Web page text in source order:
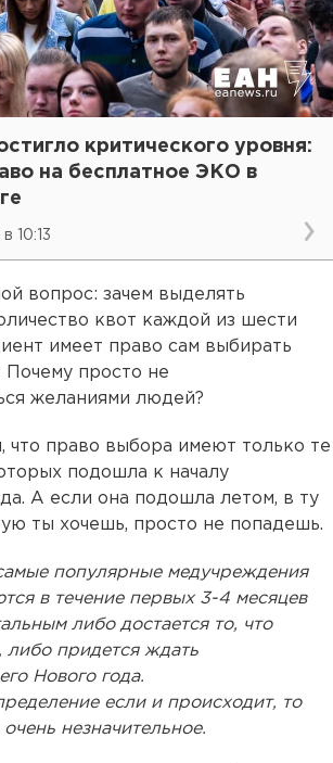
критического уровня:
на бесплатное ЭКО в
10:13
вопрос: зачем выделять
квот каждой из шести
имеет право сам выбирать
просто не
желаниями людей?
что право выбора имеют только те
подошла к началу
А если она подошла летом, в ту
ты хочешь, просто не попадешь.
популярные медучреждения
в течение первых 3-4 месяцев
либо достается то, что
либо придется ждать
Нового года.
если и происходит, то
незначительное.